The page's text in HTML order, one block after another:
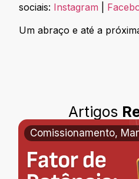
sociais: Instagram
Um abraço e até a
Artigos
Comissionamento,